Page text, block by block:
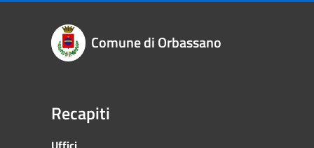
Comune di Orbassano
Recapiti